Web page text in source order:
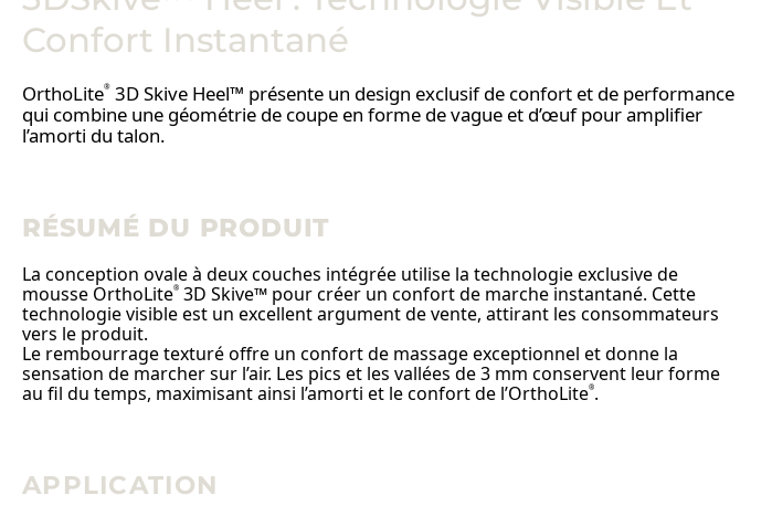
Confort Instantané
OrthoLite® 3D Skive Heel™ présente un design exclusif de confort et de performance
qui combine une géométrie de coupe en forme de vague et d’œuf pour amplifier
l’amorti du talon.
RÉSUMÉ DU PRODUIT
La conception ovale à deux couches intégrée utilise la technologie exclusive de
mousse OrthoLite® 3D Skive™ pour créer un confort de marche instantané. Cette
technologie visible est un excellent argument de vente, attirant les consommateurs
vers le produit.
Le rembourrage texturé offre un confort de massage exceptionnel et donne la
sensation de marcher sur l’air. Les pics et les vallées de 3 mm conservent leur forme
au fil du temps, maximisant ainsi l’amorti et le confort de l’OrthoLite®.
APPLICATION